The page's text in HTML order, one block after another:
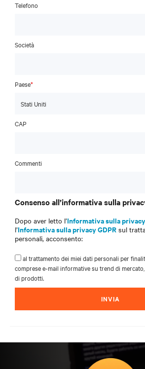
Telefono
Società
Paese*
CAP
Commenti
Consenso all’informativa sulla
Dopo aver letto l’Informativa sulla privacy
l’Informativa sulla privacy GDPR sul
personali, acconsento:
al trattamento dei miei dati personali per
comprese e-mail informative su trend di
di prodotti.
INVIA